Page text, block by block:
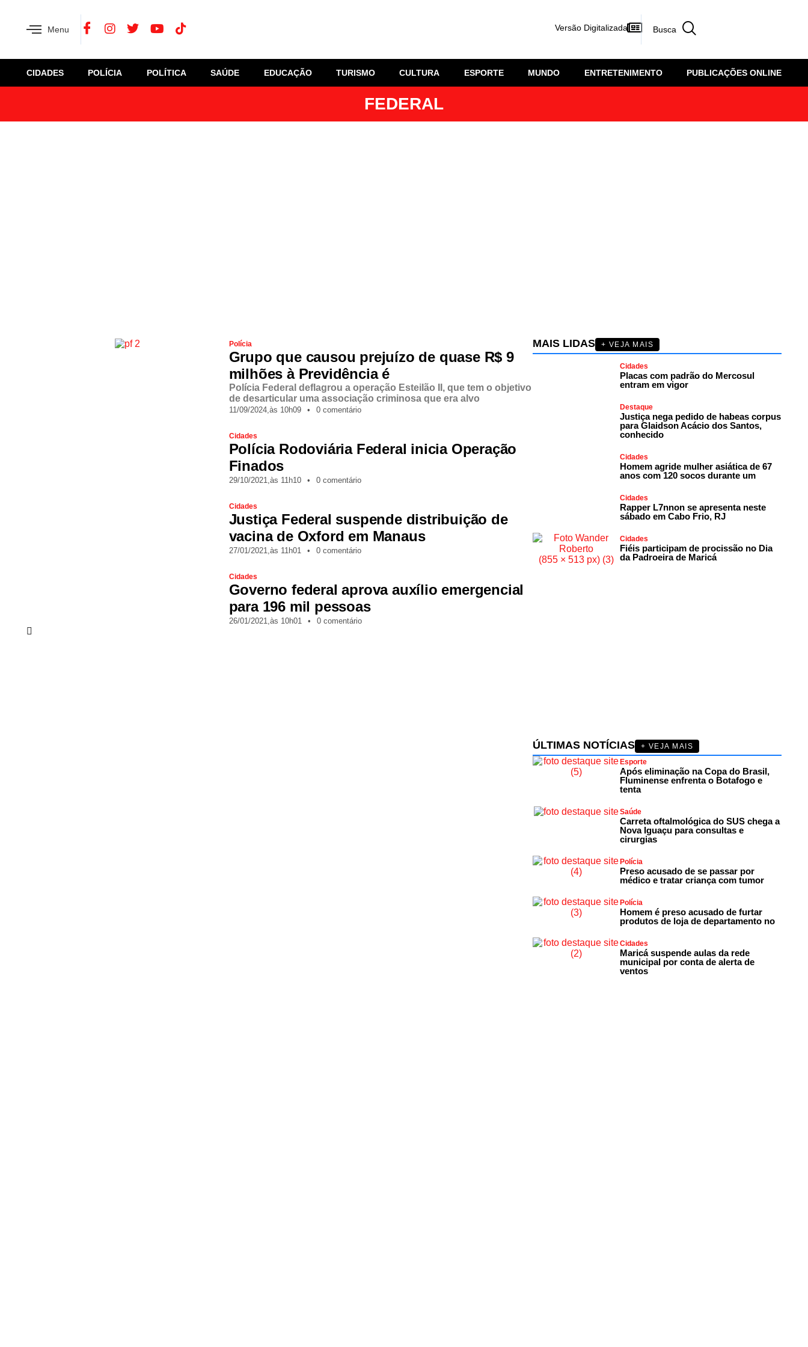
Menu Versão Digitalizada
CIDADES POLÍCIA POLÍTICA SAÚDE EDUCAÇÃO TURISMO CULTURA ESPORTE MUNDO ENTRETENIMENTO PUBLICAÇÕES ONLINE
FEDERAL
Polícia
Grupo que causou prejuízo de quase R$ 9
milhões à Previdência é
Polícia Federal deflagrou a operação Esteilão II, que tem o objetivo
de desarticular uma associação criminosa que era alvo
11/09/2024,às 10h09 • 0 comentário
Cidades
Polícia Rodoviária Federal inicia Operação
Finados
29/10/2021,às 11h10 • 0 comentário
Cidades
Justiça Federal suspende distribuição de
vacina de Oxford em Manaus
27/01/2021,às 11h01 • 0 comentário
Cidades
Governo federal aprova auxílio emergencial
para 196 mil pessoas
26/01/2021,às 10h01 • 0 comentário
MAIS LIDAS + VEJA MAIS
Cidades
Placas com padrão do Mercosul
entram em vigor
Destaque
Justiça nega pedido de habeas corpus
para Glaidson Acácio dos Santos,
conhecido
Cidades
Homem agride mulher asiática de 67
anos com 120 socos durante um
Cidades
Rapper L7nnon se apresenta neste
sábado em Cabo Frio, RJ
Cidades
Fiéis participam de procissão no Dia
da Padroeira de Maricá
ÚLTIMAS NOTÍCIAS
+ VEJA MAIS
Esporte
Após eliminação na Copa do Brasil,
Fluminense enfrenta o Botafogo e
tenta
Saúde
Carreta oftalmológica do SUS chega a
Nova Iguaçu para consultas e
cirurgias
Polícia
Preso acusado de se passar por
médico e tratar criança com tumor
Polícia
Homem é preso acusado de furtar
produtos de loja de departamento no
Cidades
Maricá suspende aulas da rede
municipal por conta de alerta de
ventos